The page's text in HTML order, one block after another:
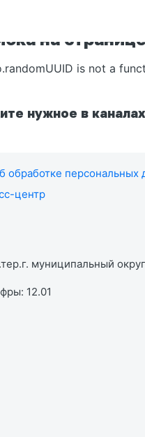
на странице
is not a
нужное в каналах
обработке персональных
центр
муниципальный
12.01